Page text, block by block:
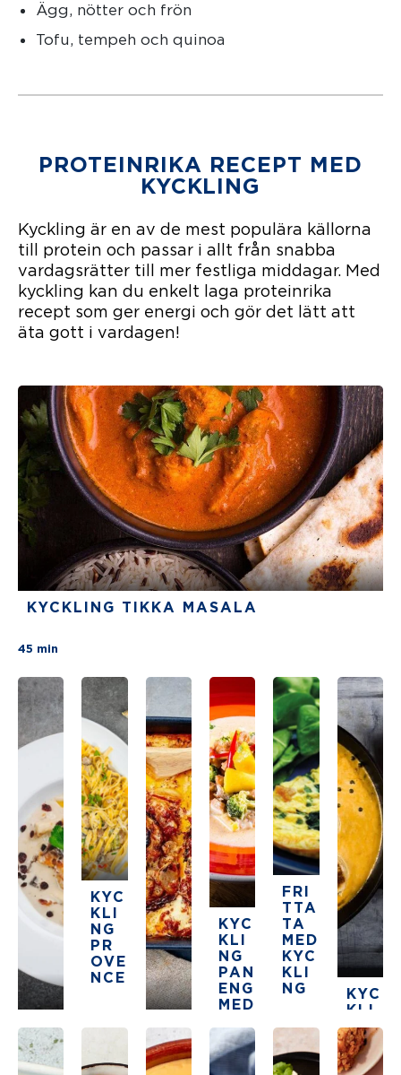
Ägg, nötter och frön
Tofu, tempeh och quinoa
PROTEINRIKA RECEPT MED
KYCKLING
Kyckling är en av de mest populära källorna
till protein och passar i allt från snabba
vardagsrätter till mer festliga middagar. Med
kyckling kan du enkelt laga proteinrika
recept som ger energi och gör det lätt att
äta gott i vardagen!
KYCKLING TIKKA MASALA
45 min
KYC
KLI
NG
KYC
KLI
NG
PR
OVE
NCE
The average star rating for this
UG
NSB
AK
KYC
KLI
NG
PAN
ENG
MED
AN
AS
FRI
TTA
TA
MED
KYC
KLI
NG
30 minThere are
KYC
KLI
NGP
AN
NBI